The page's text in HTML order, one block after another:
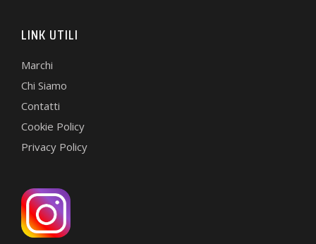
LINK UTILI
Marchi
Chi Siamo
Contatti
Cookie Policy
Privacy Policy